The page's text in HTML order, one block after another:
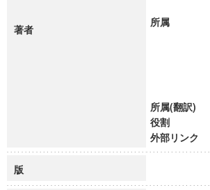
著者
所属
所属(翻訳)
役割
外部リンク
版